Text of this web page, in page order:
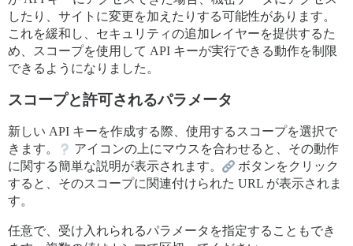
したり、サイトに変更を加えたりする可能性があります。
これを緩和し、セキュリティの追加レイヤーを提供するた
め、スコープを使用して API キーが実行できる動作を制限
できるようになりました。
スコープと許可されるパラメータ
新しい API キーを作成する際、使用するスコープを選択で
きます。
アイコンの上にマウスを合わせると、その動作
に関する簡単な説明が表示されます。
ボタンをクリック
すると、そのスコープに関連付けられた URL が表示されま
す。
任意で、受け入れられるパラメータを指定することもでき